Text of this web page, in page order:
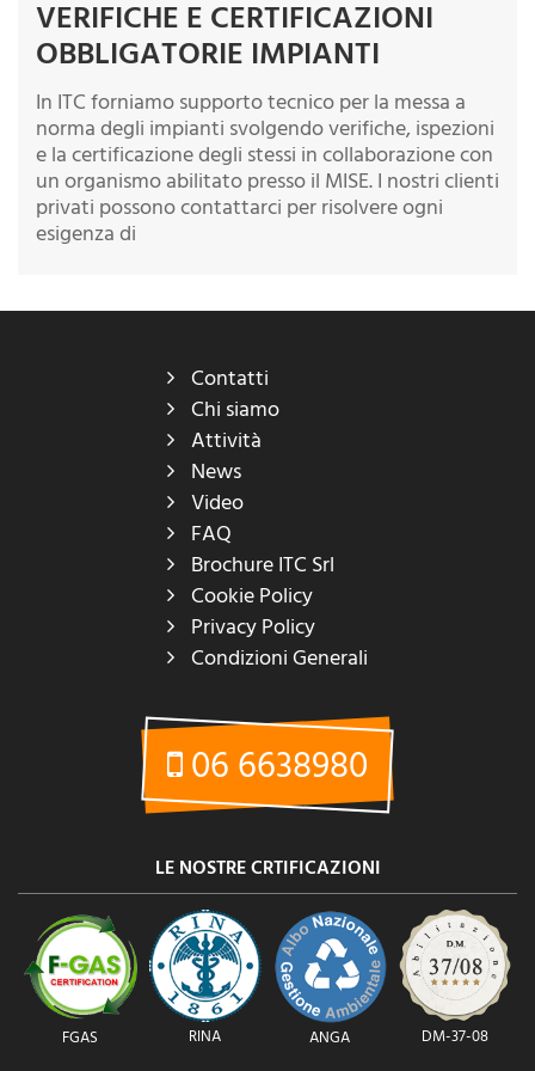
VERIFICHE E CERTIFICAZIONI
OBBLIGATORIE IMPIANTI
In ITC forniamo supporto tecnico per la messa a
norma degli impianti svolgendo verifiche, ispezioni
e la certificazione degli stessi in collaborazione con
un organismo abilitato presso il MISE. I nostri clienti
privati possono contattarci per risolvere ogni
esigenza di
Contatti
Chi siamo
Attività
News
Video
FAQ
Brochure ITC Srl
Cookie Policy
Privacy Policy
Condizioni Generali
06 6638980
LE NOSTRE CRTIFICAZIONI
FGAS RINA ANGA DM-37-08